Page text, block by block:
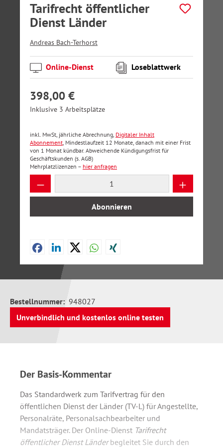
Tarifrecht öffentlicher
Dienst Länder
Andreas Bach-Terhorst
Online-Dienst Loseblattwerk
398,00 €
Inklusive 3 Arbeitsplätze
inkl. MwSt, jährliche Abrechnung, Digitaler Inhalt
Abonnement, Mindestlaufzeit 12 Monate, danach mit einer Frist
von 1 Monat kündbar. Abweichende Kündigungsfrist für
Geschäftskunden (s. AGB)
Mehrplatzlizenzen – hier anfragen
Produkt Anzahl: Gib den gewünschten
Abonnieren
Bestellnummer: 948027
Unverbindlich und kostenlos online testen
Der Basis-Kommentar
Das Standardwerk zum Tarifvertrag für den
öffentlichen Dienst der Länder (TV-L) für Angestellte,
Personalräte, Personalsachbearbeiter und
Mandatsträger. Der Online-Dienst Tarifrecht
öffentlicher Dienst Länderbegleitet Sie durch den